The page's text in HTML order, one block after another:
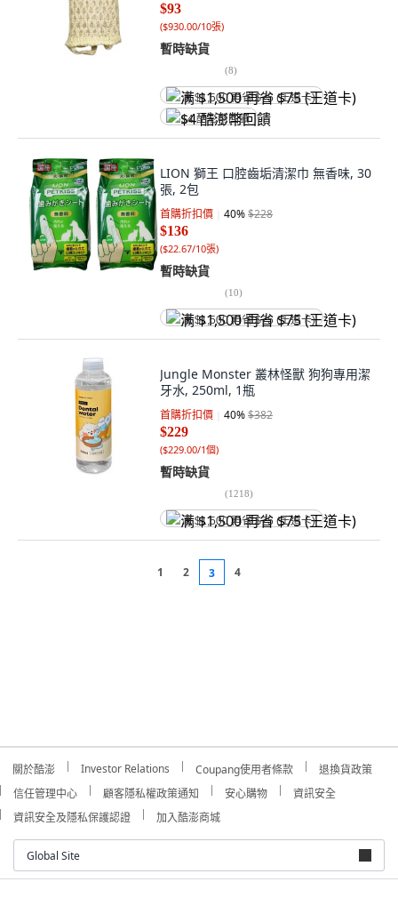
$93
($930.00/10張)
暫時缺貨
(8)
满 $1,500 再省 $75 (王道卡)
$4 酷澎幣回饋
LION 獅王 口腔齒垢清潔巾 無香味, 30
張, 2包
首購折扣價 40%$228
$136
($22.67/10張)
暫時缺貨
(10)
满 $1,500 再省 $75 (王道卡)
Jungle Monster 叢林怪獸 狗狗專用潔
牙水, 250ml, 1瓶
首購折扣價 40%$382
$229
($229.00/1個)
暫時缺貨
(1218)
满 $1,500 再省 $75 (王道卡)
1 2 3 4
關於酷澎 Investor Relations Coupang使用者條款
退換貨政策
信任管理中心
顧客隱私權政策通知 安心購物
資訊安全
資訊安全及隱私保護認證
加入酷澎商城
Global Site